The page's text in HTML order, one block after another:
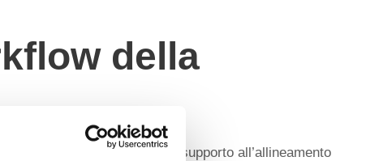
della
secondi. Le funzionalità di supporto all’allineamento